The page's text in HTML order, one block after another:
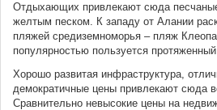
Отдыхающих привлекают сюда
желтым песком. К западу от Алании
пляжей средиземноморья – пляж
популярностью пользуется
Хорошо развитая инфраструктура,
демократичные цены привлекают сюда
Сравнительно невысокие цены на